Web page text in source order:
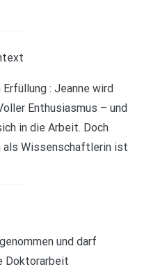
: Jeanne wird
Enthusiasmus – und
in die Arbeit. Doch
als Wissenschaftlerin ist
und darf
Doktorarbeit